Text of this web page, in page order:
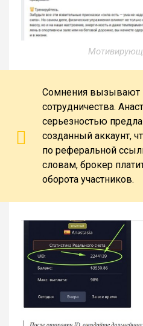
Сомнения вызывают
сотрудничества.
серьезностью
созданный аккаунт,
по реферальной
словам, брокер
оборота участников.